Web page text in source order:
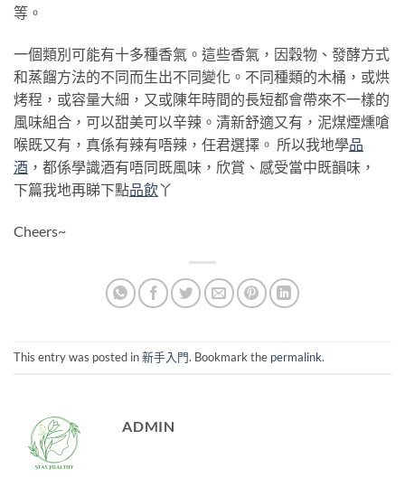
等。
一個類別可能有十多種香氣。這些香氣，因穀物、發酵方式
和蒸餾方法的不同而生出不同變化。不同種類的木桶，或烘
烤程，或容量大細，又或陳年時間的長短都會帶來不一樣的
風味組合，可以甜美可以辛辣。清新舒適又有，泥煤煙燻嗆
喉既又有，真係有辣有唔辣，任君選擇。 所以我地學品
酒 ，都係學識酒有唔同既風味，欣賞、感受當中既韻味，
下篇我地再睇下點品飲丫
Cheers~
This entry was posted in新手入門. Bookmark the permalink.
ADMIN